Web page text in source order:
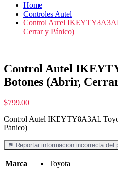
Home
Controles Autel
Control Autel
Cerrar y Pánico)
Control Autel
Botones (Abrir,
$799.00
Control Autel IKEYTY8A3AL
Pánico)
⚑ Reportar información incorrecta del
Marca Toyota